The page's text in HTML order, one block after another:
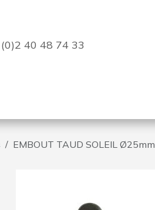
40 48 74 33
EMBOUT TAUD SOLEIL Ø25mm